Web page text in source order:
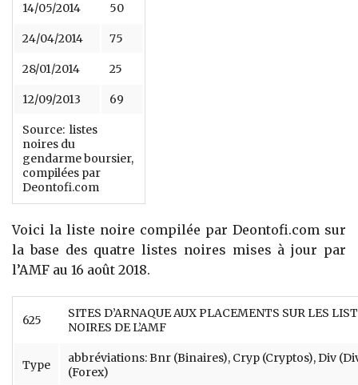
14/05/2014 50
24/04/2014 75
28/01/2014 25
12/09/2013 69
Source: listes
noires du
gendarme boursier,
compilées par
Deontofi.com
Voici la liste noire compilée par Deontofi.com sur
la base des quatre listes noires mises à jour par
l’AMF au 16 août 2018.
625
SITES D’ARNAQUE AUX PLACEMENTS SUR LES
NOIRES DE L’AMF
Type
abbréviations: Bnr (Binaires), Cryp (Cryptos), Div
(Forex)